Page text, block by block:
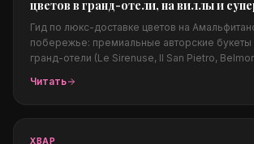
цветов в гранд-отели, на виллы и
побережья
Гид по люкс-доставке цветов на
побережье: премиальные авторские букеты
гранд-отели (Le Sirenuse, Il San Pietro,
композиции, как заказать из-за границы, цены
Читать
ХВАР